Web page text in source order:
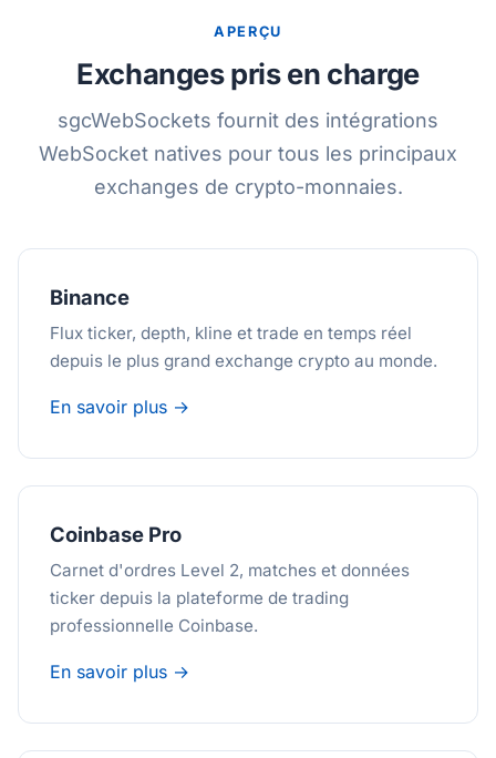
APERÇU
Exchanges pris en charge
sgcWebSockets fournit des intégrations
WebSocket natives pour tous les principaux
exchanges de crypto-monnaies.
Binance
Flux ticker, depth, kline et trade en temps réel
depuis le plus grand exchange crypto au monde.
En savoir plus →
Coinbase Pro
Carnet d'ordres Level 2, matches et données
ticker depuis la plateforme de trading
professionnelle Coinbase.
En savoir plus →